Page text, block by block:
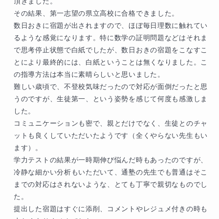
く、努力をつづけたこと。
テストの結果に左右されすぎず、こちらの指導
を信じていただけたこと。
本人と保護者様の努力のたまものです。
「念ずれば花開く」
その精神で高校合格を実現したのですから、こ
れからも夢に向かって着実に進むことができ
約９か月間の受講、こちらこそ大変感謝してお
高校生活が実りあるものとなることを願ってお
ります。
その結果、第一志望の県立高校に合格できました。
数日おきに宿題が出されますので、ほぼ毎日理数に触れてい
るような感覚になります。特に数学の証明問題などはそれま
で思考停止状態で白紙でしたが、数日おきの宿題をこなすこ
とにより最終的には、白紙ということは無くなりました。こ
の指導方法は本当に素晴らしいと思いました。
難しい歳頃で、不登校気味だったので対応が面倒だったと思
うのですが、生徒第一、という姿勢を感じて何度も感激しま
した。
コミュニケーションも密で、親とだけでなく、生徒とのチャ
ットも良くしていただいたようです（全くやらない先生もい
ます）。
学力テストの結果が一時期伸び悩んだ時もあったのですが、
冷静な細かい分析もいただいて、通塾の先生でも普通はそこ
までの対応はされないような、とても丁寧で親切なものでし
た。
提出した宿題はすぐに添削、コメントやレジュメ付きの時も